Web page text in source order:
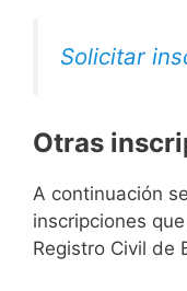
Solicitar
Otras
A continuación
inscripciones
Registro Civil de